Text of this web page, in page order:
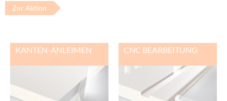
Zur Aktion
KANTEN-ANLEIMEN CNC BEARBEITUNG